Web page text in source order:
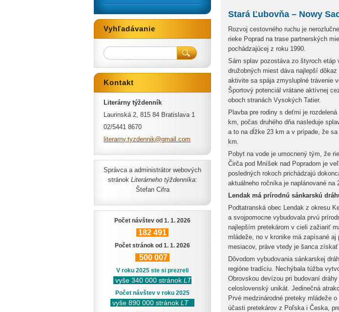
Stará Ľubovňa – Nowy
Rozvoj cestovného ruchu je
rieke Poprad na trase partnerských
pochádzajúcej z roku 1990.
Sám splav pozostáva zo štyroch
družobných miest dáva najlepší
aktivite sa spája zmysluplné trávenie
Športový potenciál vrátane aktívnej
oboch stranách Vysokých Tatier.
Plavba pre rodiny s deťmi je
km, počas druhého dňa nasleduje
a to na dĺžke 23 km a v prípade, že
km.
Pobyt na vode je umocnený tým, že
Čirča pod Mníšek nad Popradom je
posledných rokoch prichádzajú
aktuálneho ročníka je naplánované na
Lendak má prírodnú sánkarskú
Podtatranská obec Lendak z okresu
a svojpomocne vybudovala prvú
najlepším pretekárom v cieli zažiariť
mládeže, no v kronike má zapísané
mesiacov, práve vtedy je šanca
Dôvodom vybudovania sánkarskej
regióne tradíciu. Nechýbala túžba
Obrovskou devízou pri budovaní
celoslovenský unikát. Jedinečná
Prvé medzinárodné preteky mládeže
účasti pretekárov z Poľska i Česka,
Vyhľadávanie
Kontakt
Literárny týždenník
Laurinská 2, 815 84 Bratislava 1
02/5441 8670
literarny.tyzdennik@gmai l.com
Správca a administrátor webových
stránok Literárneho týždenníka:
Štefan Cifra
Počet návštev od 1. 1. 2026
182 491
Počet stránok od 1. 1. 2026
500 007
V roku 2025 ste si prezreli
vyše 340 000 stránok LT
Počet návštev v roku 2025
vyše 890 000 stránok LT